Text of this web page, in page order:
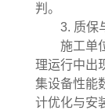
判。
3. 质保
施工单
理运行中出
集设备性能
计优化与安